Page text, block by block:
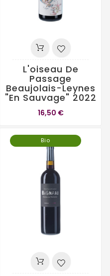
L'oiseau De
Passage
Beaujolais-Leynes
"En Sauvage" 2022
16,50 €
Bio